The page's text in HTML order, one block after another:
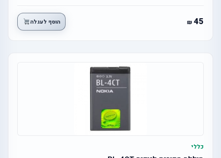
45 הוסף לעגלה
כללי